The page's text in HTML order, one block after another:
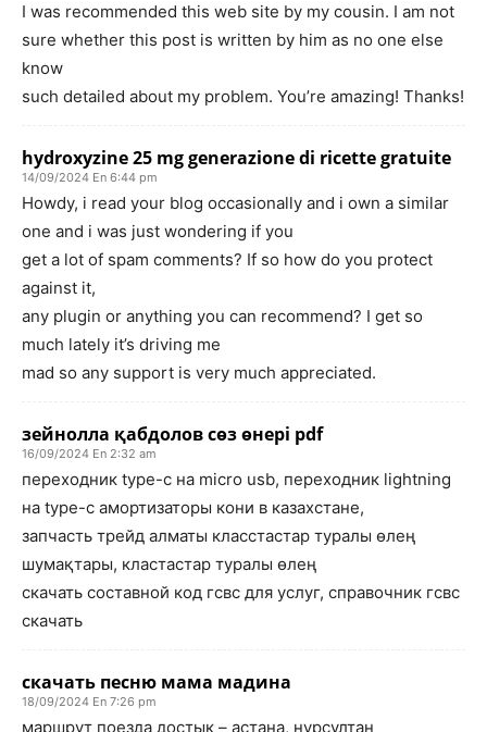
I was recommended this web site by my cousin. I am not
sure whether this post is written by him as no one else
know
such detailed about my problem. You’re amazing! Thanks!
hydroxyzine 25 mg generazione di ricette gratuite
14/09/2024 En 6:44 pm
Howdy, i read your blog occasionally and i own a similar
one and i was just wondering if you
get a lot of spam comments? If so how do you protect
against it,
any plugin or anything you can recommend? I get so
much lately it’s driving me
mad so any support is very much appreciated.
зейнолла қабдолов сөз өнері pdf
16/09/2024 En 2:32 am
переходник type-c на micro usb, переходник lightning
на type-c амортизаторы кони в казахстане,
запчасть трейд алматы класстастар туралы өлең
шумақтары, кластастар туралы өлең
скачать составной код гсвс для услуг, справочник гсвс
скачать
скачать песню мама мадина
18/09/2024 En 7:26 pm
маршрут поезда достык – астана, нурсултан